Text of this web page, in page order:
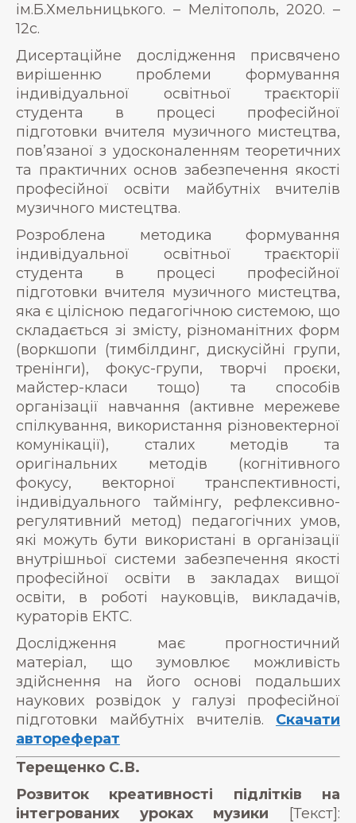
ім.Б.Хмельницького. – Мелітополь, 2020. –
12с.
Дисертаційне дослідження присвячено
вирішенню проблеми формування
індивідуальної освітньої траєкторії
студента в процесі професійної
підготовки вчителя музичного мистецтва,
пов’язаної з удосконаленням теоретичних
та практичних основ забезпечення якості
професійної освіти майбутніх вчителів
музичного мистецтва.
Розроблена методика формування
індивідуальної освітньої траєкторії
студента в процесі професійної
підготовки вчителя музичного мистецтва,
яка є цілісною педагогічною системою, що
складається зі змісту, різноманітних форм
(воркшопи (тимбілдинг, дискусійні групи,
тренінги), фокус-групи, творчі проєки,
майстер-класи тощо) та способів
організації навчання (активне мережеве
спілкування, використання різновектерної
комунікації), сталих методів та
оригінальних методів (когнітивного
фокусу, векторної транспективності,
індивідуального таймінгу, рефлексивно-
регулятивний метод) педагогічних умов,
які можуть бути використані в організації
внутрішньої системи забезпечення якості
професійної освіти в закладах вищої
освіти, в роботі науковців, викладачів,
кураторів ЕКТС.
Дослідження має прогностичний
матеріал, що зумовлює можливість
здійснення на його основі подальших
наукових розвідок у галузі професійної
підготовки майбутніх вчителів. Скачати
автореферат
Терещенко С.В.
Розвиток креативності підлітків на
інтегрованих уроках музики [Текст]: